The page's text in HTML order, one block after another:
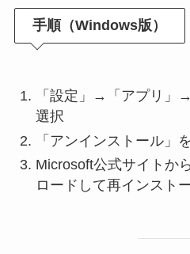
手順（Windows版）
「設定」→「アプリ」
選択
「アンインストール」
Microsoft公式サイトか
ロードして再インスト